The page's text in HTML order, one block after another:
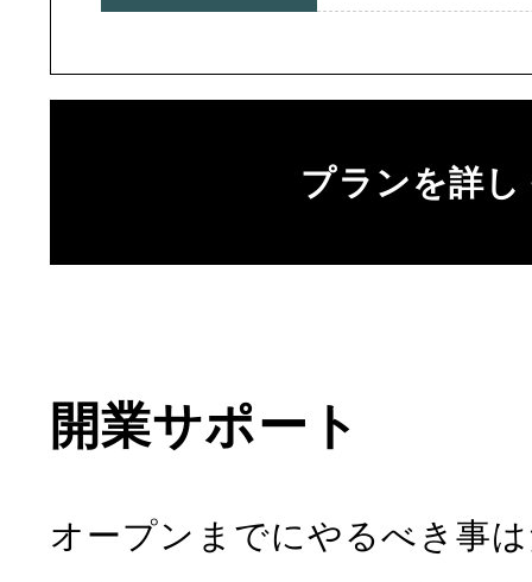
プランを詳し
開業サポート
オープンまでにやるべき事